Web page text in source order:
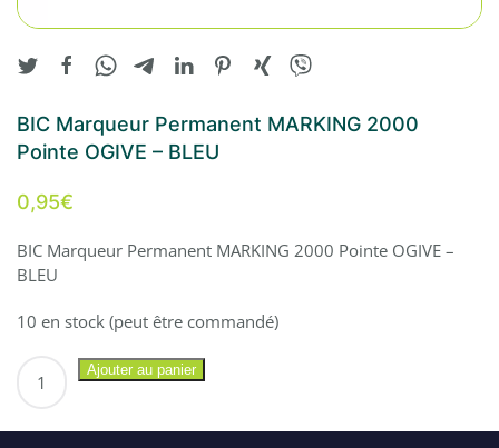
BIC Marqueur Permanent MARKING 2000
Pointe OGIVE – BLEU
0,95€
BIC Marqueur Permanent MARKING 2000 Pointe OGIVE –
BLEU
10 en stock (peut être commandé)
Ajouter au panier